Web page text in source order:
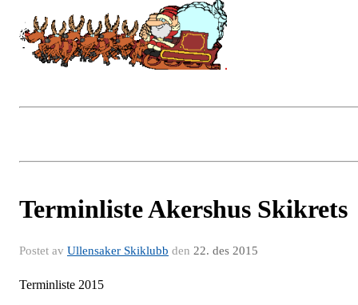
Terminliste Akershus Skikrets
Postet av Ullensaker Skiklubb den 22. des 2015
Terminliste 2015